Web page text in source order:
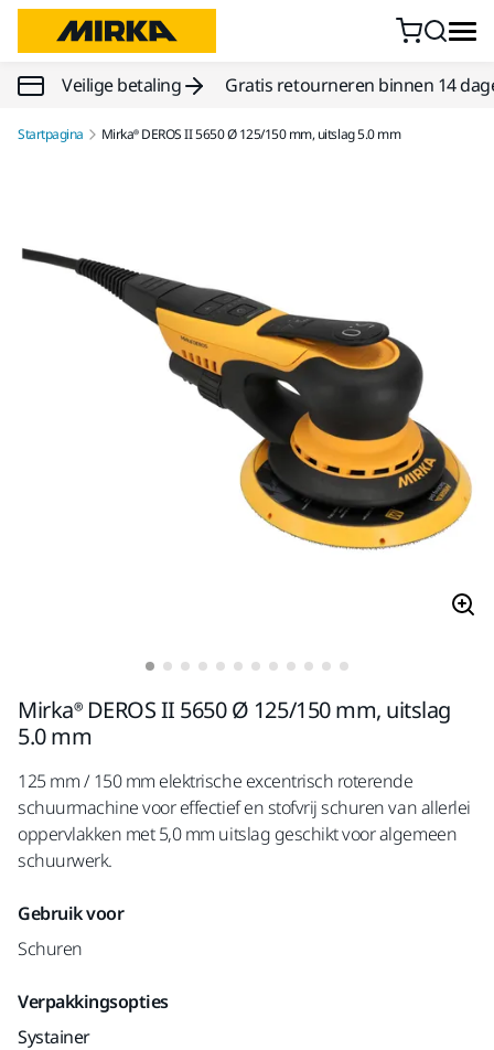
Doorgaan naar inhoud
Veilige betaling Gratis retourneren binnen 14
Startpagina Mirka® DEROS II 5650 Ø 125/150 mm, uitslag 5.0 mm
Mirka® DEROS II 5650 Ø 125/150 mm, uitslag
5.0 mm
125 mm / 150 mm elektrische excentrisch roterende
schuurmachine voor effectief en stofvrij schuren van allerlei
oppervlakken met 5,0 mm uitslag geschikt voor algemeen
schuurwerk.
Gebruik voor
Schuren
Verpakkingsopties
Systainer